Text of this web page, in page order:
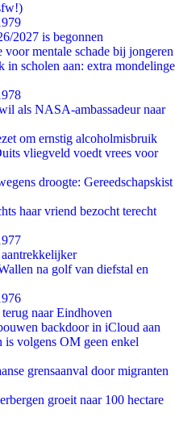
2027 is begonnen
mentale schade bij jongeren
in scholen aan: extra mondelinge
als NASA-ambassadeur naar
om ernstig alcoholmisbruik
vliegveld voedt vrees voor
droogte: Gereedschapskist
haar vriend bezocht terecht
na golf van diefstal en
naar Eindhoven
backdoor in iCloud aan
is volgens OM geen enkel
grensaanval door migranten
groeit naar 100 hectare